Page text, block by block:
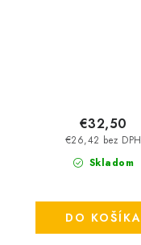
Skladom
€26,42 bez DPH
€32,50
DO KOŠÍKA